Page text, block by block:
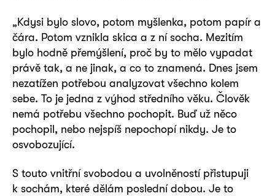
„Kdysi bylo slovo, potom myšlenka, potom papír a
čára. Potom vznikla skica a z ní socha. Mezitím
bylo hodně přemýšlení, proč by to mělo vypadat
právě tak, a ne jinak, a co to znamená. Dnes jsem
nezatížen potřebou analyzovat všechno kolem
sebe. To je jedna z výhod středního věku. Člověk
nemá potřebu všechno pochopit. Buď už něco
pochopil, nebo nejspíš nepochopí nikdy. Je to
osvobozující.
S touto vnitřní svobodou a uvolněností přistupuji
k sochám, které dělám poslední dobou. Je to